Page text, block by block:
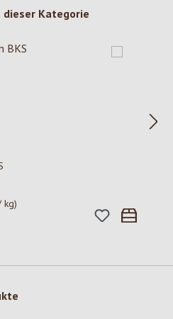
Kategorie
kg)